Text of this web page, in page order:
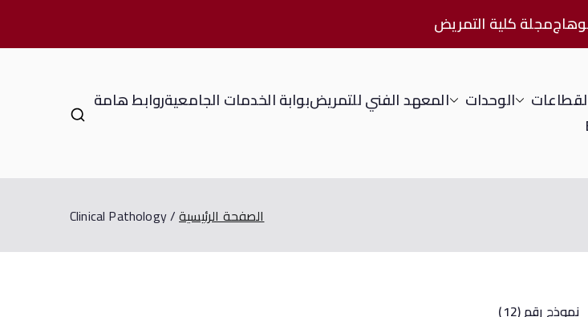
مجلة كلية التمريض
الوحدات المعهد الفني للتمريضبوابة الخدمات الجامعيةروابط هامة
الصفحة الرئيسية Clinical Pathology
نموذج رقم (12)